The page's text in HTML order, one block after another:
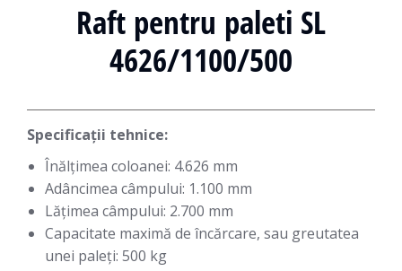
Raft pentru paleti SL
4626/1100/500
Specificații tehnice:
Înălțimea coloanei: 4.626 mm
Adâncimea câmpului: 1.100 mm
Lățimea câmpului: 2.700 mm
Capacitate maximă de încărcare, sau greutatea
unei paleți: 500 kg